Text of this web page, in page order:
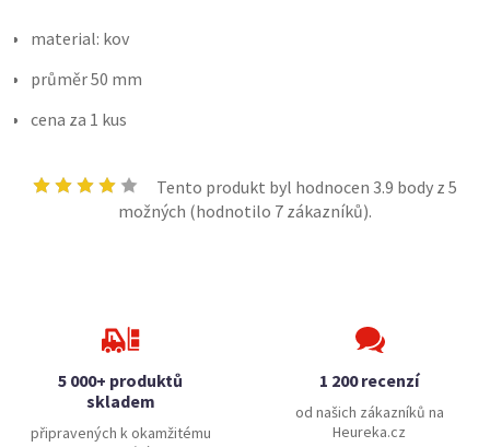
material: kov
průměr 50 mm
cena za 1 kus
Tento produkt byl hodnocen 3.9 body z 5
možných (hodnotilo 7zákazníků).
5 000+ produktů
skladem
připravených k okamžitému
1 200 recenzí
od našich zákazníků na
Heureka.cz